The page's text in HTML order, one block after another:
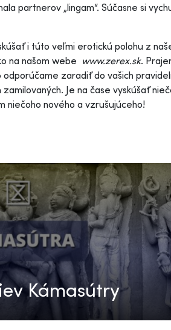
partnerov „lingam“. Súčasne si
i túto veľmi erotickú polohu z
na našom webe www.zerex.sk.
zaradiť do vašich
Je na čase vyskúšať
niečoho nového a vzrušujúceho!
Kámasútry